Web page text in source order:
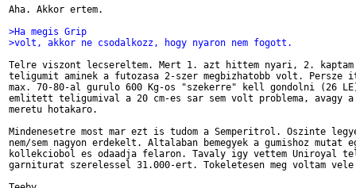
Aha. Akkor ertem.
>Ha megis Grip
>volt, akkor ne csodalkozz, hogy nyaron nem fogott.
Telre viszont lecsereltem. Mert 1. azt hittem nyari, 2. kaptam
teligumit aminek a futozasa 2-szer megbizhatobb volt. Persze
max. 70-80-al gurulo 600 Kg-os "szekerre" kell gondolni (26
emlitett teligumival a 20 cm-es sar sem volt problema, avagy a
meretu hotakaro.
Mindenesetre most mar ezt is tudom a Semperitrol. Oszinte
nem/sem nagyon erdekelt. Altalaban bemegyek a gumishoz
kollekciobol es odaadja felaron. Tavaly igy vettem Uniroyal
garniturat szerelessel 31.000-ert. Tokeletesen meg voltam vele